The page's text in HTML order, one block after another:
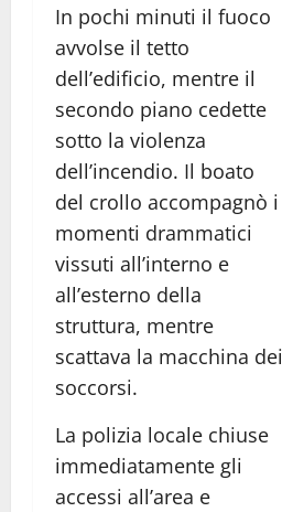
In pochi minuti il fuoco
avvolse il tetto
dell’edificio, mentre il
secondo piano cedette
sotto la violenza
dell’incendio. Il boato
del crollo accompagnò i
momenti drammatici
vissuti all’interno e
all’esterno della
struttura, mentre
scattava la macchina dei
soccorsi.
La polizia locale chiuse
immediatamente gli
accessi all’area e